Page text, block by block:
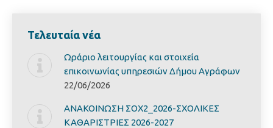
Τελευταία νέα
Ωράριο λειτουργίας και στοιχεία
επικοινωνίας υπηρεσιών Δήμου Αγράφων
22/06/2026
ΑΝΑΚΟΙΝΩΣΗ ΣΟΧ2_2026-ΣΧΟΛΙΚΕΣ
ΚΑΘΑΡΙΣΤΡΙΕΣ 2026-2027